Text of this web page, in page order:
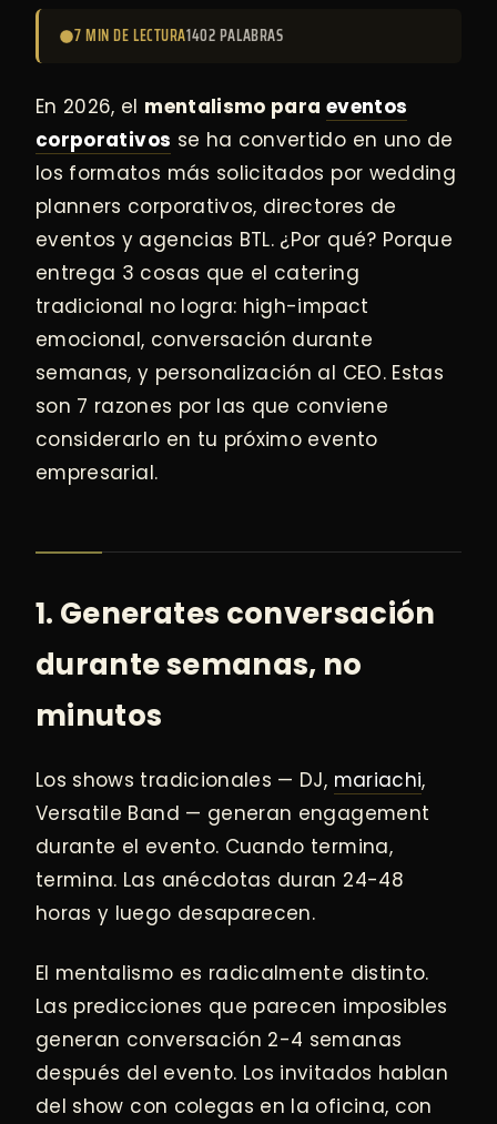
7 MIN DE LECTURA1402 PALABRAS
En 2026, el mentalismo para eventos
corporativos se ha convertido en uno de
los formatos más solicitados por wedding
planners corporativos, directores de
eventos y agencias BTL. ¿Por qué? Porque
entrega 3 cosas que el catering
tradicional no logra: high-impact
emocional, conversación durante
semanas, y personalización al CEO. Estas
son 7 razones por las que conviene
considerarlo en tu próximo evento
empresarial.
1. Generates conversación
durante semanas, no
minutos
Los shows tradicionales — DJ, mariachi,
Versatile Band — generan engagement
durante el evento. Cuando termina,
termina. Las anécdotas duran 24-48
horas y luego desaparecen.
El mentalismo es radicalmente distinto.
Las predicciones que parecen imposibles
generan conversación 2-4 semanas
después del evento. Los invitados hablan
del show con colegas en la oficina, con